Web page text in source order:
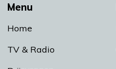
Menu
Home
TV & Radio